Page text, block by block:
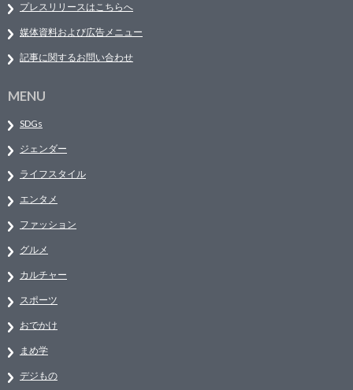
プレスリリースはこちらへ
媒体資料および広告メニュー
記事に関するお問い合わせ
MENU
SDGs
ジェンダー
ライフスタイル
エンタメ
ファッション
グルメ
カルチャー
スポーツ
おでかけ
まめ学
デジもの